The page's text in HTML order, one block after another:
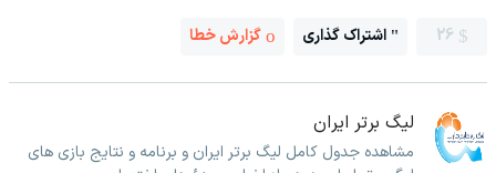
26 اشتراک گذاری گزارش خطا
لیگ برتر ایران
مشاهده جدول کامل لیگ برتر ایران و برنامه و نتایج بازی های